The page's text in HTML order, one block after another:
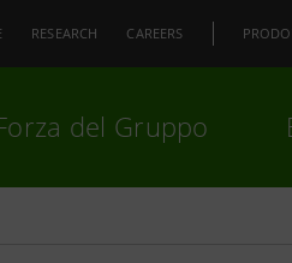
RESEARCH CAREERS
del Gruppo